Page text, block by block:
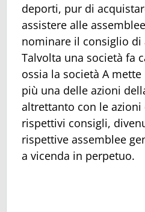
deporti, pur di
assistere alle
nominare il consiglio
Talvolta una società fa
ossia la società A
più una delle azioni
altrettanto con le azioni
rispettivi consigli,
rispettive assemblee
a vicenda in perpetuo.